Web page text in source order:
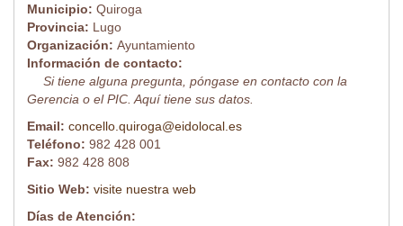
Municipio: Quiroga
Provincia: Lugo
Organización: Ayuntamiento
Información de contacto:
Si tiene alguna pregunta, póngase en contacto con la
Gerencia o el PIC. Aquí tiene sus datos.
Email: concello.quiroga@eidolocal.es
Teléfono: 982 428 001
Fax: 982 428 808
Sitio Web: visite nuestra web
Días de Atención: